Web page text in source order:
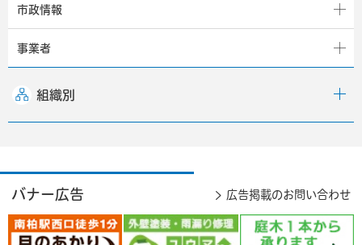
市政情報
事業者
組織別
バナー広告 広告掲載のお問い合わせ